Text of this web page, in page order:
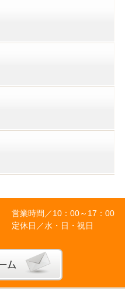
営業時間／10：00～17：00
定休日／水・日・祝日